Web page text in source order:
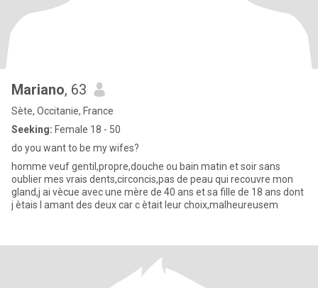
Mariano, 63
Sète, Occitanie, France
Seeking: Female 18 - 50
do you want to be my wifes?
homme veuf gentil,propre,douche ou bain matin et soir sans
oublier mes vrais dents,circoncis,pas de peau qui recouvre mon
gland,j ai vècue avec une mère de 40 ans et sa fille de 18 ans dont
j ètais l amant des deux car c ètait leur choix,malheureusem